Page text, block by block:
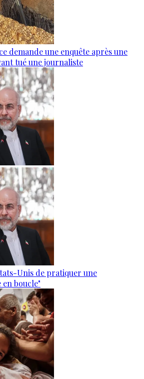
demande une enquête après une
tué une journaliste
Unis de pratiquer une
boucle"